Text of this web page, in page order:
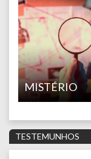
MISTÉRIO
TESTEMUNHOS